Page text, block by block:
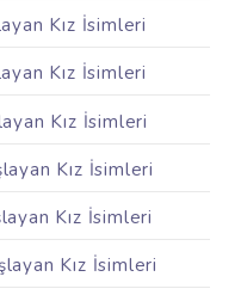
Kız İsimleri
Kız İsimleri
Kız İsimleri
Kız İsimleri
Kız İsimleri
Kız İsimleri